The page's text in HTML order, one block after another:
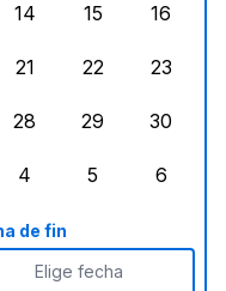
14
15
16
21
22
23
28
29
30
4
5
6
de fin
Elige fecha